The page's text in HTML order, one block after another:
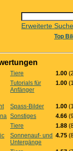
Erweiterte Suche
Top
Tiere 1.00
Tutorials für
Anfänger
1.00
Spass-Bilder 1.00
Sonstiges 4.66
Tiere 1.88
Sonnenauf- und
Untergänge
4.75